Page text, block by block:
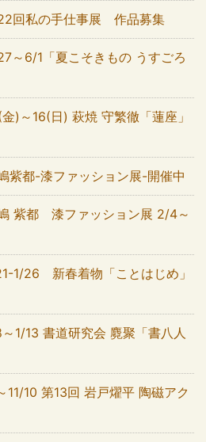
22回私の手仕事展 作品募集
～6/1「夏こそきもの うすごろ
)～16(日) 萩焼 守繁徹「蓮座」
紫都-漆ファッション展-開催中
嶋 紫都 漆ファッション展 2/4～
1/26 新春着物「ことはじめ」
～1/13 書道研究会 麑聚「書八人
11/10 第13回 岩戸燿平 陶磁アク